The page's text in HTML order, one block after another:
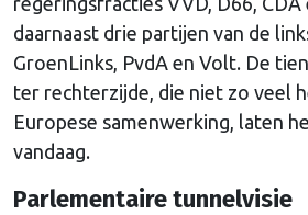
daarnaast drie partijen van de
GroenLinks, PvdA en Volt. De
ter rechterzijde, die niet zo veel
Europese samenwerking, laten
vandaag.
Parlementaire tunnelvisie